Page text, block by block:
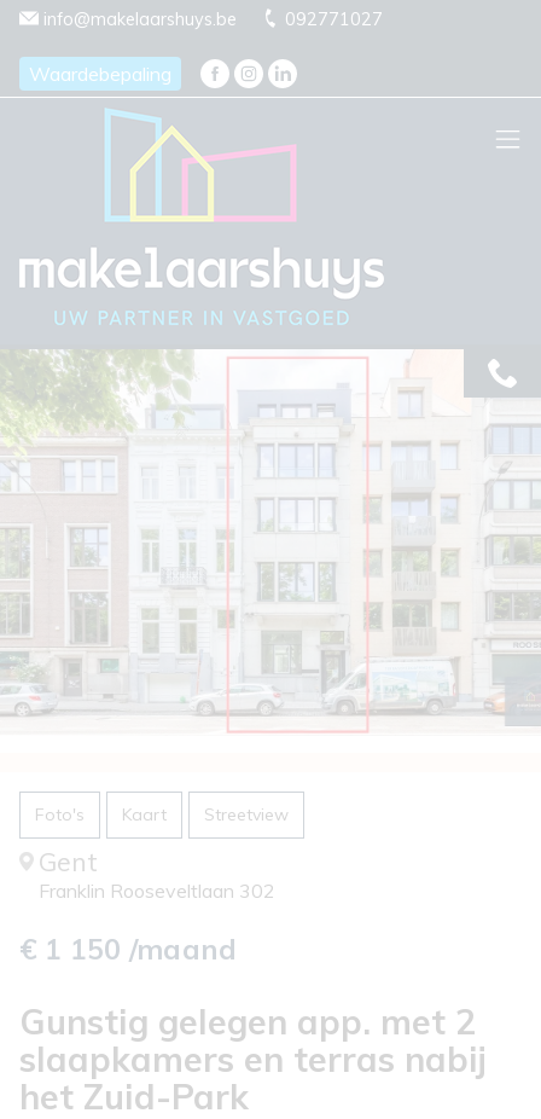
Menu overslaan en naar de inhoud gaan
info@makelaarshuys.be 092771027
Waardebepaling
Gunstig gelegen app. met 2
slaapkamers en terras nabij
het Zuid-Park
Gent
Franklin Rooseveltlaan 302
€ 1 150 /maand
Foto's Kaart Streetview